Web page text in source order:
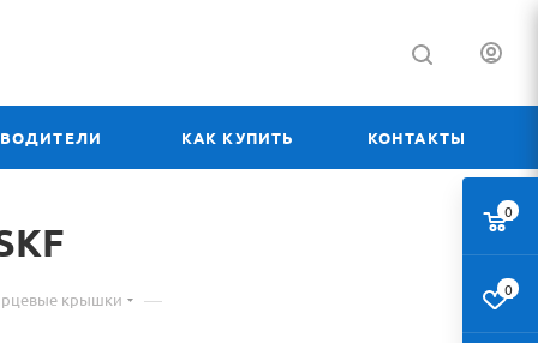
КАК КУПИТЬ КОНТАКТЫ
крышки —
0
0